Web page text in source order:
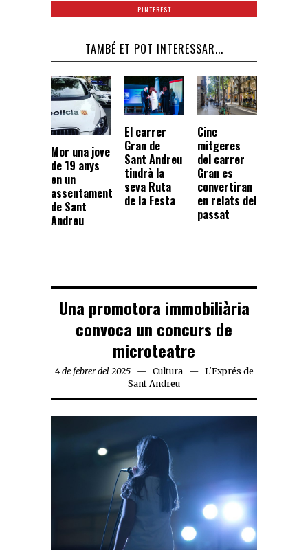
PINTEREST
TAMBÉ ET POT INTERESSAR...
Mor una jove
de 19 anys
en un
assentament
de Sant
Andreu
El carrer
Gran de
Sant Andreu
tindrà la
seva Ruta
de la Festa
Cinc
mitgeres
del carrer
Gran es
convertiran
en relats del
passat
Una promotora immobiliària
convoca un concurs de
microteatre
4 de febrer del 2025 Cultura
L'Exprés de
Sant Andreu